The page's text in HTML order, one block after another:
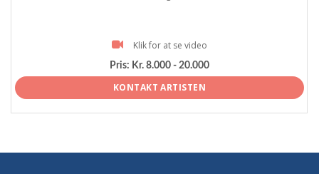
Klik for at se video
Pris: Kr. 8.000 - 20.000
KONTAKT ARTISTEN